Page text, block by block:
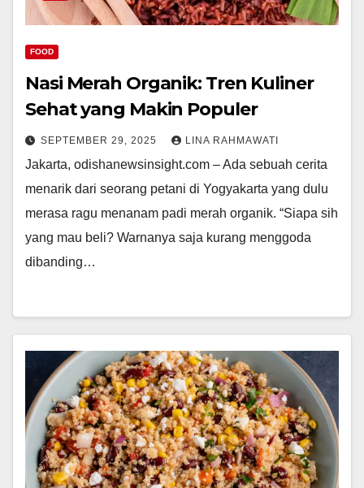
FOOD
Nasi Merah Organik: Tren Kuliner
Sehat yang Makin Populer
SEPTEMBER 29, 2025 LINA RAHMAWATI
Jakarta, odishanewsinsight.com – Ada sebuah cerita
menarik dari seorang petani di Yogyakarta yang dulu
merasa ragu menanam padi merah organik. “Siapa sih
yang mau beli? Warnanya saja kurang menggoda
dibanding…